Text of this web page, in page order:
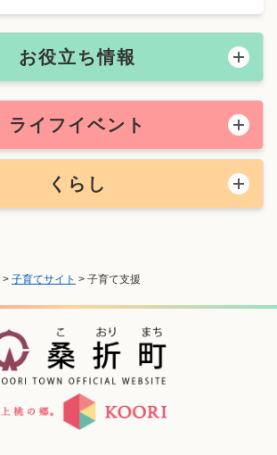
> 子育てサイト > 子育て支援
お役立ち情報
ライフイベント
くらし